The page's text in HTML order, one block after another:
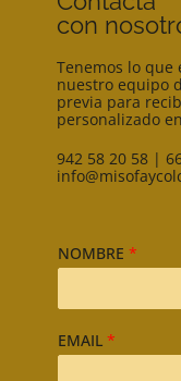
con
Tenemos lo que
nuestro equipo
previa para
personalizado
942 58 20 58|
NOMBRE *
EMAIL *